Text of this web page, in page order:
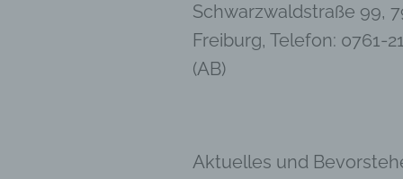
Schwarzwaldstraße 99,
Freiburg, Telefon: 0761-
(AB)
Aktuelles und
g)